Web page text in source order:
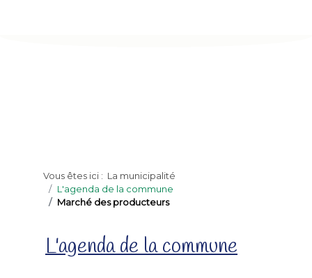
Vous êtes ici : La municipalité
L'agenda de la commune
Marché des producteurs
L'agenda de la commune